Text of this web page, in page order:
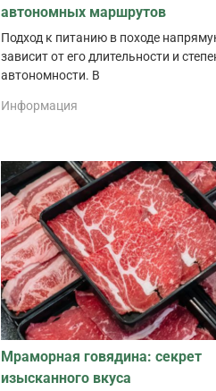
автономных маршрутов
Подход к питанию в походе
зависит от его длительности и
автономности. В
Информация
Мраморная говядина: секрет
изысканного вкуса